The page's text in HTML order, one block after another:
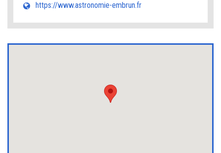
https://www.astronomie-embrun.fr